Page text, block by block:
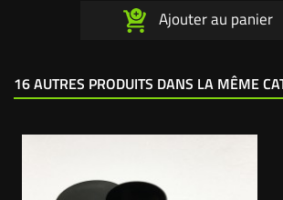
Ajouter au panier
16 AUTRES PRODUITS DANS LA MÊME